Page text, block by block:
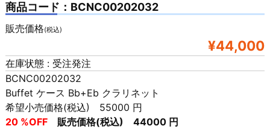
商品コード：BCNC00202032
販売価格(税込)
¥44,000
在庫状態 : 受注発注
BCNC00202032
Buffet ケース Bb+Eb クラリネット
希望小売価格(税込) 55000 円
20 %OFF販売価格(税込) 44000 円